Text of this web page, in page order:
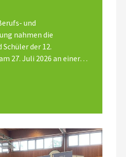
und
nahmen die
der 12.
27. Juli 2026 an einer…